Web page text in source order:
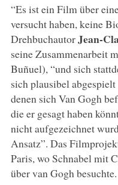
“Es ist ein Film über
versucht haben, keine
DrehbuchautorJean-
seine Zusammenarbeit
Buñuel), “und sich
sich plausibel
denen sich Van Gogh
die er gesagt haben
nicht aufgezeichnet
Ansatz”. Das
Paris, wo Schnabel mit
über van Gogh